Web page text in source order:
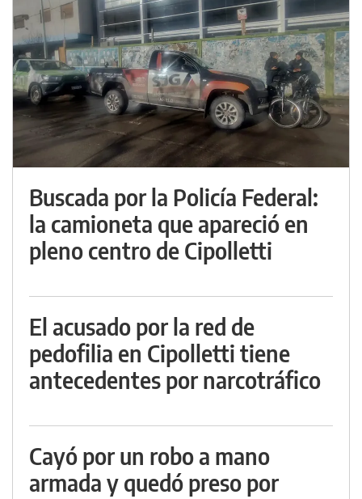
Buscada por la Policía Federal:
la camioneta que apareció en
pleno centro de Cipolletti
El acusado por la red de
pedofilia en Cipolletti tiene
antecedentes por narcotráfico
Cayó por un robo a mano
armada y quedó preso por